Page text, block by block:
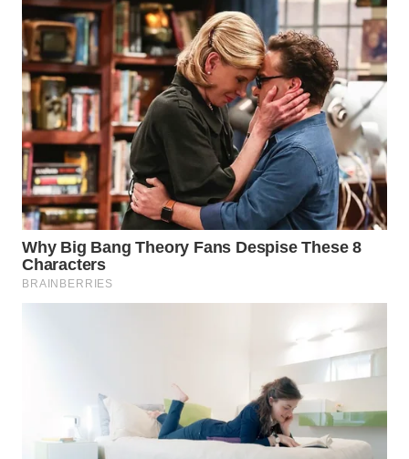
TRAVEL
WAHANA
TV
WAHANANEWS
ID
WAHANANEWS
CO ID
WAHANANEWS
NET